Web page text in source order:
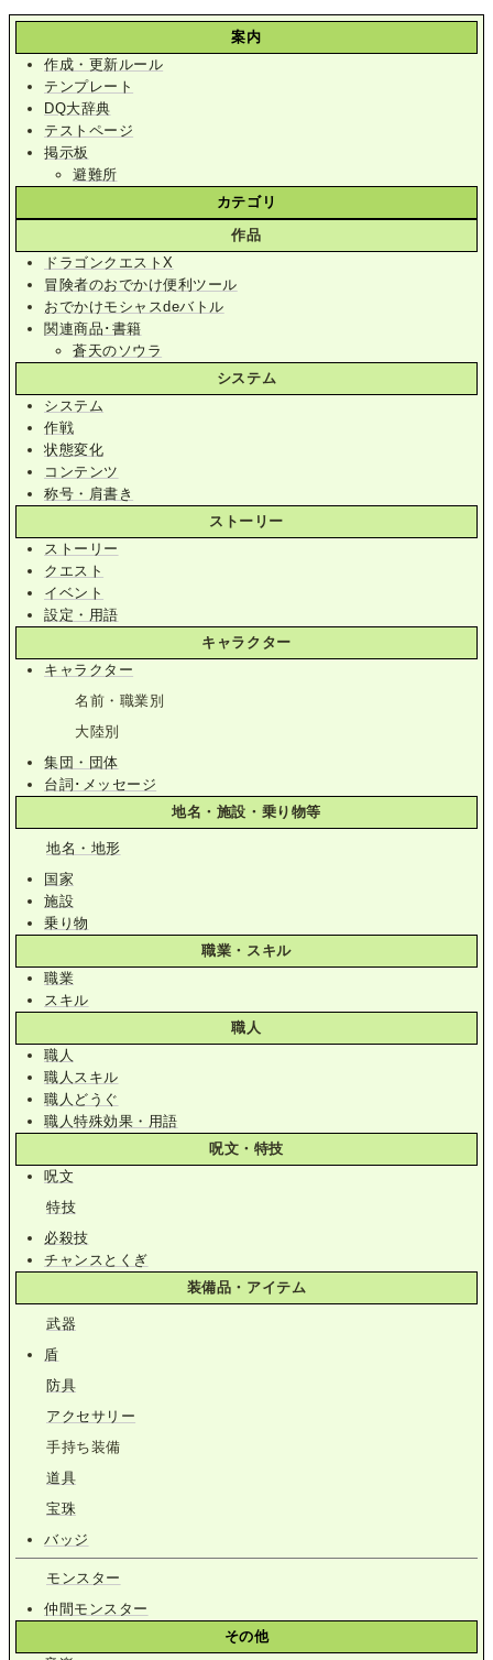
案内
作成・更新ルール
テンプレート
DQ大辞典
テストページ
掲示板
避難所
カテゴリ
作品
ドラゴンクエストX
冒険者のおでかけ便利ツール
おでかけモシャスdeバトル
関連商品･書籍
蒼天のソウラ
システム
システム
作戦
状態変化
コンテンツ
称号・肩書き
ストーリー
ストーリー
クエスト
イベント
設定・用語
キャラクター
キャラクター
名前・職業別
大陸別
集団・団体
台詞･メッセージ
地名・施設・乗り物等
地名・地形
国家
施設
乗り物
職業・スキル
職業
スキル
職人
職人
職人スキル
職人どうぐ
職人特殊効果・用語
呪文・特技
呪文
特技
必殺技
チャンスとくぎ
装備品・アイテム
武器
盾
防具
アクセサリー
手持ち装備
道具
宝珠
バッジ
モンスター
仲間モンスター
その他